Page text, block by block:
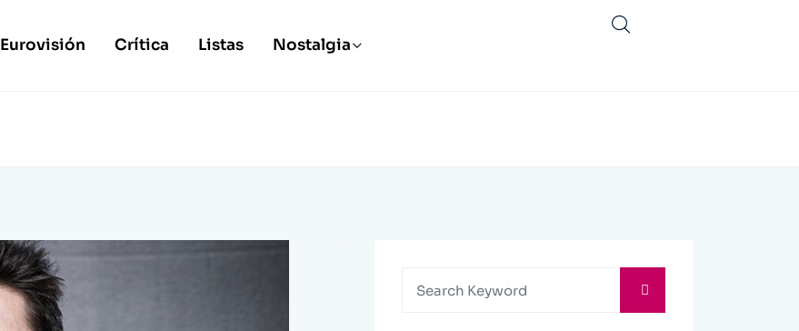
Eurovisión Crítica Listas Nostalgia